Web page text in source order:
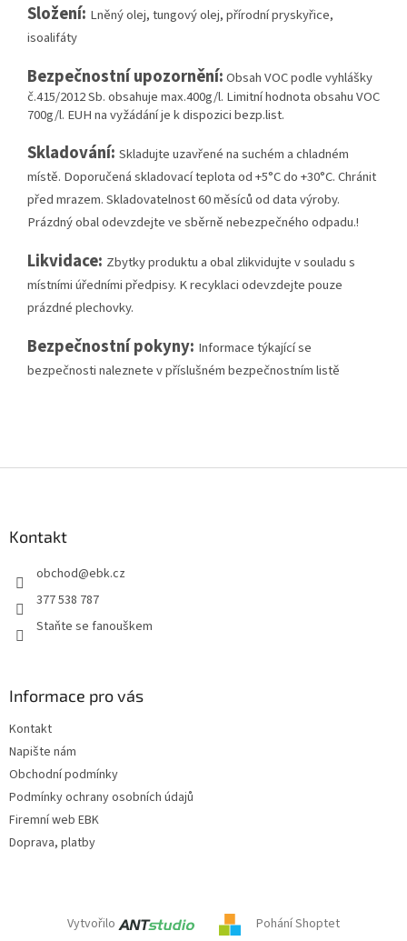
Složení: Lněný olej, tungový olej, přírodní pryskyřice,
isoalifáty
Bezpečnostní upozornění:Obsah VOC podle vyhlášky
č.415/2012 Sb. obsahuje max.400g/l. Limitní hodnota obsahu VOC
700g/l. EUH na vyžádání je k dispozici bezp.list.
Skladování: Skladujte uzavřené na suchém a chladném
místě. Doporučená skladovací teplota od +5°C do +30°C. Chránit
před mrazem. Skladovatelnost 60 měsíců od data výroby.
Prázdný obal odevzdejte ve sběrně nebezpečného odpadu.!
Likvidace: Zbytky produktu a obal zlikvidujte v souladu s
místními úředními předpisy. K recyklaci odevzdejte pouze
prázdné plechovky.
Bezpečnostnípokyny: Informace týkající se
bezpečnosti naleznete v příslušném bezpečnostním listě
Kontakt
obchod@ebk.cz
377 538 787
Staňte se fanouškem
Informace pro vás
Kontakt
Napište nám
Obchodní podmínky
Podmínky ochrany osobních údajů
Firemní web EBK
Doprava, platby
Vytvořilo Pohání Shoptet